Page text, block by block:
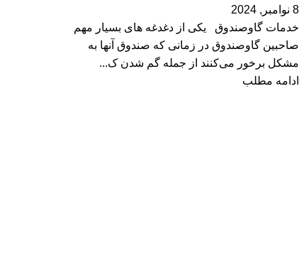
8 نوامبر, 2024
خدمات گاوصندوق یکی از دغدغه های بسیار مهم
صاحبین گاوصندوق در زمانی که صندوق آنها به
مشکل برخور می‌کنند از جمله گم شدن ک...
ادامه مطلب